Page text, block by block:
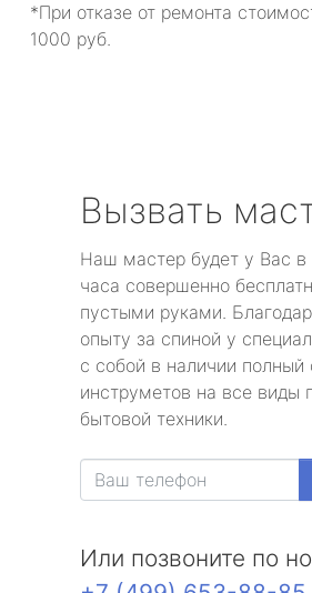
*При отказе от ремонта
1000 руб.
Вызвать
Наш мастер будет у Вас в
часа совершенно
пустыми руками.
опыту за спиной у
с собой в наличии полный
инструметов на все виды
бытовой техники.
Или позвоните по